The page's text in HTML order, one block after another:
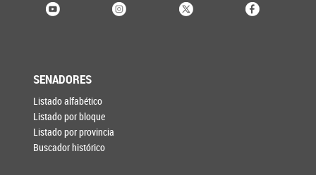
SENADORES
Listado alfabético
Listado por bloque
Listado por provincia
Buscador histórico